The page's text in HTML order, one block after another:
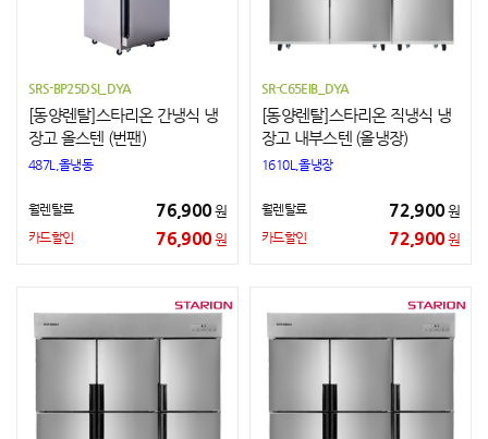
SRS-BP25DSI_DYA
[동양렌탈]스타리온 간냉식 냉
장고 올스텐 (번팬)
487L,올냉동
월렌탈료 76,900원
카드할인 76,900원
SR-C65EIB_DYA
[동양렌탈]스타리온 직냉식 냉
장고 내부스텐 (올냉장)
1610L,올냉장
월렌탈료 72,900원
카드할인 72,900원